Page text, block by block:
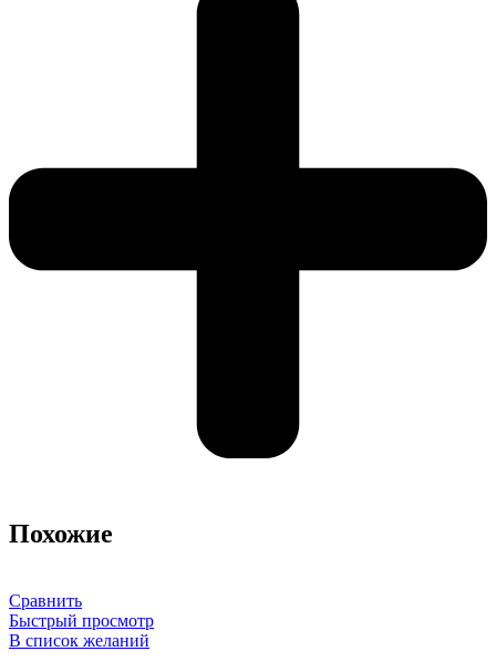
Похожие
Сравнить
Быстрый просмотр
В список желаний